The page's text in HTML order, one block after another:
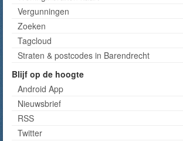
Vergunningen
Zoeken
Tagcloud
Straten & postcodes in Barendrecht
Blijf op de hoogte
Android App
Nieuwsbrief
RSS
Twitter